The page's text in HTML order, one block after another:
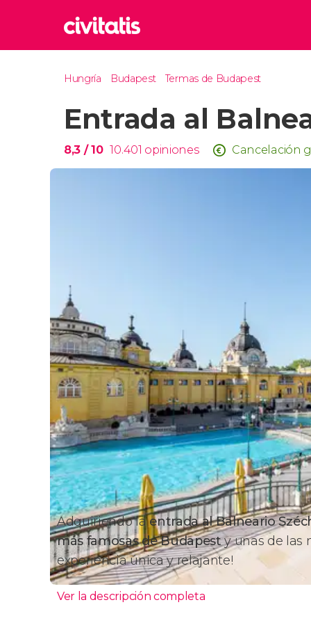
Reino
Hungría Budapest Termas de Budapest
Entrada al
8,3 / 10 10.401 opiniones Cancelación
Adquiriendo laentrada al Balneario
más famosas de Budapesty unas de las
experiencia única y relajante!
Ver la descripción completa